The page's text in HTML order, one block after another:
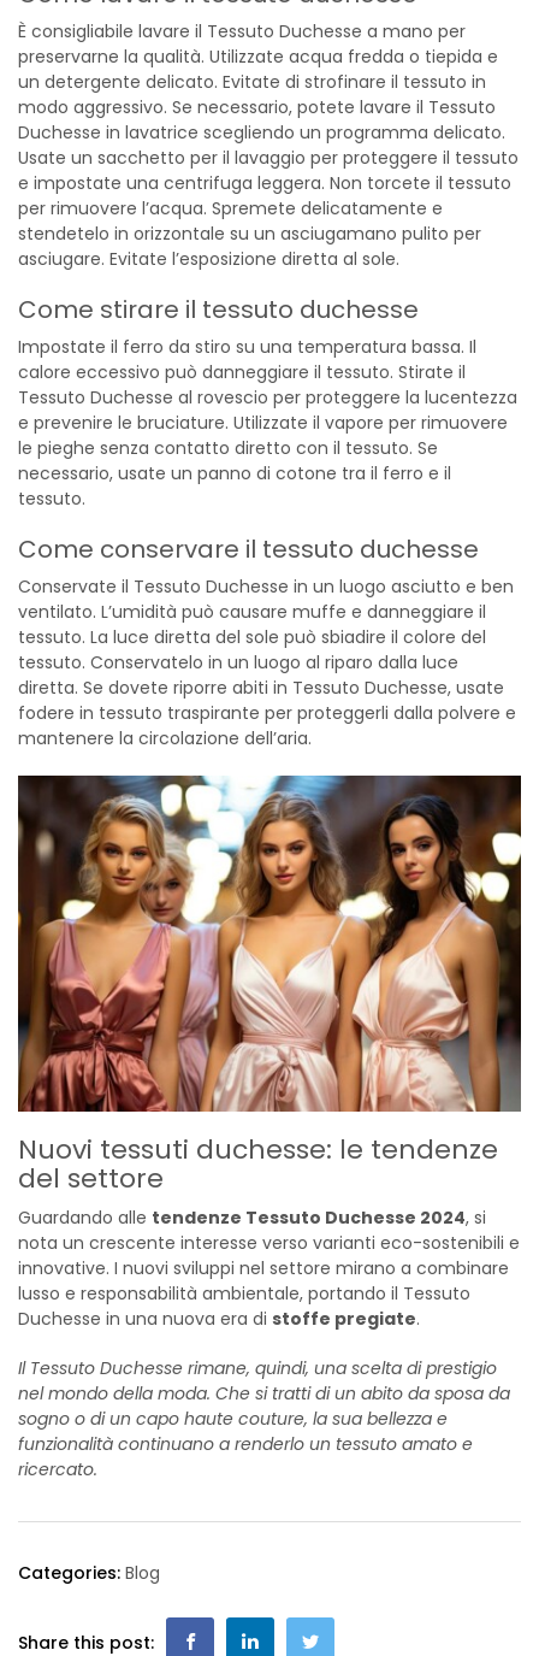
È consigliabile lavare il Tessuto Duchesse a mano per
preservarne la qualità. Utilizzate acqua fredda o tiepida e
un detergente delicato. Evitate di strofinare il tessuto in
modo aggressivo. Se necessario, potete lavare il Tessuto
Duchesse in lavatrice scegliendo un programma delicato.
Usate un sacchetto per il lavaggio per proteggere il tessuto
e impostate una centrifuga leggera. Non torcete il tessuto
per rimuovere l’acqua. Spremete delicatamente e
stendetelo in orizzontale su un asciugamano pulito per
asciugare. Evitate l’esposizione diretta al sole.
Come stirare il tessuto duchesse
Impostate il ferro da stiro su una temperatura bassa. Il
calore eccessivo può danneggiare il tessuto. Stirate il
Tessuto Duchesse al rovescio per proteggere la lucentezza
e prevenire le bruciature. Utilizzate il vapore per rimuovere
le pieghe senza contatto diretto con il tessuto. Se
necessario, usate un panno di cotone tra il ferro e il
tessuto.
Come conservare il tessuto duchesse
Conservate il Tessuto Duchesse in un luogo asciutto e ben
ventilato. L’umidità può causare muffe e danneggiare il
tessuto. La luce diretta del sole può sbiadire il colore del
tessuto. Conservatelo in un luogo al riparo dalla luce
diretta. Se dovete riporre abiti in Tessuto Duchesse, usate
fodere in tessuto traspirante per proteggerli dalla polvere e
mantenere la circolazione dell’aria.
Nuovi tessuti duchesse: le tendenze
del settore
Guardando alle tendenze Tessuto Duchesse 2024, si
nota un crescente interesse verso varianti eco-sostenibili e
innovative. I nuovi sviluppi nel settore mirano a combinare
lusso e responsabilità ambientale, portando il Tessuto
Duchesse in una nuova era di stoffe pregiate.
Il Tessuto Duchesse rimane, quindi, una scelta di prestigio
nel mondo della moda. Che si tratti di un abito da sposa da
sogno o di un capo haute couture, la sua bellezza e
funzionalità continuano a renderlo un tessuto amato e
ricercato.
Categories: Blog
Share this post: